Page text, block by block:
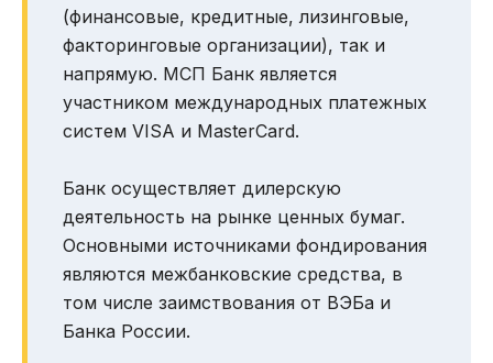
(финансовые, кредитные, лизинговые,
факторинговые организации), так и
напрямую. МСП Банк является
участником международных платежных
систем VISA и MasterСard.
Банк осуществляет дилерскую
деятельность на рынке ценных бумаг.
Основными источниками фондирования
являются межбанковские средства, в
том числе заимствования от ВЭБа и
Банка России.